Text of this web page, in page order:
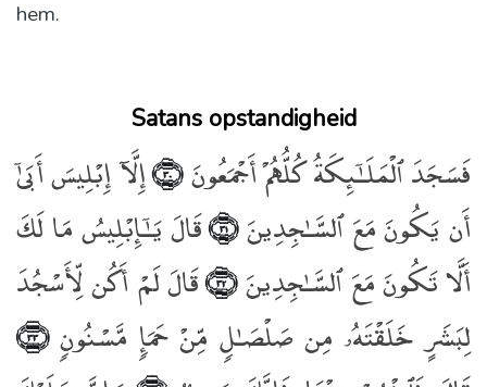
hem.
Satans opstandigheid
فَسَجَدَ ٱلْمَلَـٰٓئِكَةُ كُلُّهُمْ أَجْمَعُونَ﴿٣٠﴾
إِلَّآ إِبْلِيسَ أَبَىٰٓ
أَن يَكُونَ مَعَ ٱلسَّـٰجِدِينَ﴿٣١﴾ قَالَ يَـٰٓإِبْلِيسُ مَا لَكَ
أَلَّا تَكُونَ مَعَ ٱلسَّـٰجِدِينَ﴿٣٢﴾
قَالَ لَمْ أَكُن لِّأَسْجُدَ
لِبَشَرٍ خَلَقْتَهُۥ مِن صَلْصَـٰلٍۢ مِّنْ حَمَإٍۢ مَّسْنُونٍۢ﴿٣٣﴾